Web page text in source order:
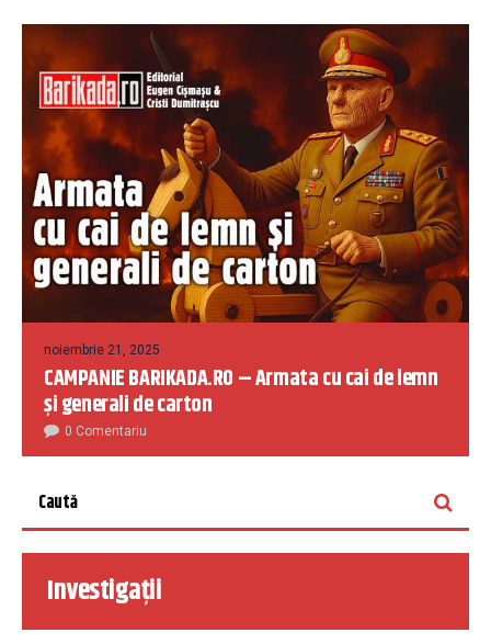
noiembrie 21, 2025
CAMPANIE BARIKADA.RO – Armata cu cai de lemn
și generali de carton
0 Comentariu
Investigații